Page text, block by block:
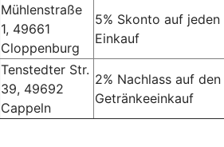
Mühlenstraße
1, 49661
Cloppenburg
5% Skonto auf jeden
Einkauf
Tenstedter Str.
39, 49692
Cappeln
2% Nachlass auf den
Getränkeeinkauf